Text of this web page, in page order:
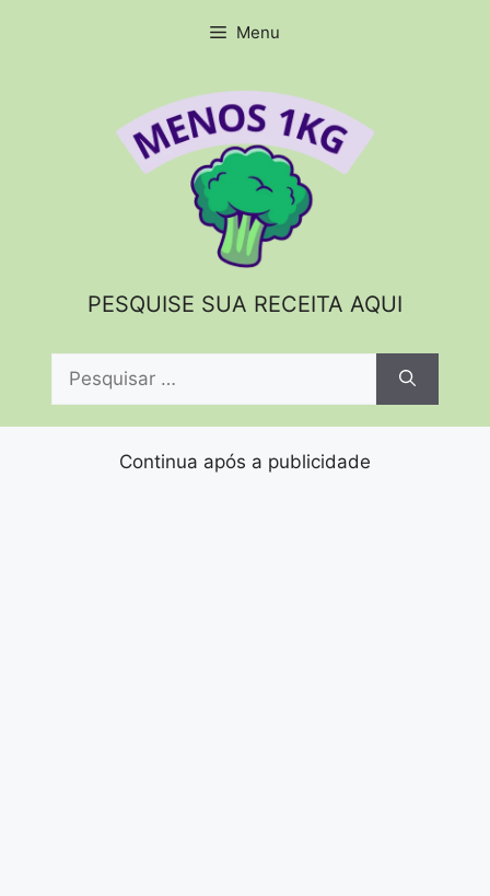
Menu
PESQUISE SUA RECEITA AQUI
Pesquisar
Continua após a publicidade